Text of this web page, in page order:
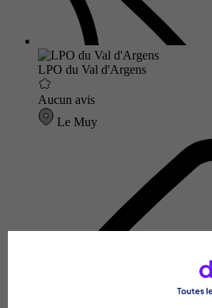
LPO du Val d'Argens
Aucun avis
Le Muy